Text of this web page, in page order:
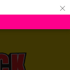
×